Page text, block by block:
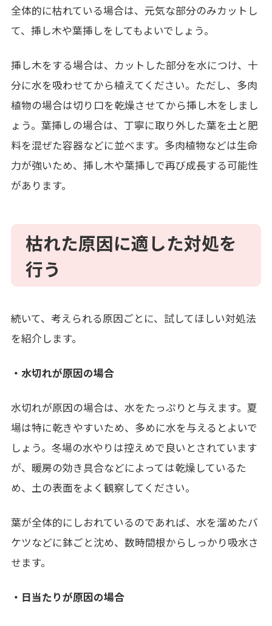
全体的に枯れている場合は、元気な部分のみカットし
て、挿し木や葉挿しをしてもよいでしょう。
挿し木をする場合は、カットした部分を水につけ、十
分に水を吸わせてから植えてください。ただし、多肉
植物の場合は切り口を乾燥させてから挿し木をしまし
ょう。葉挿しの場合は、丁寧に取り外した葉を土と肥
料を混ぜた容器などに並べます。多肉植物などは生命
力が強いため、挿し木や葉挿しで再び成長する可能性
があります。
枯れた原因に適した対処を
行う
続いて、考えられる原因ごとに、試してほしい対処法
を紹介します。
・水切れが原因の場合
水切れが原因の場合は、水をたっぷりと与えます。夏
場は特に乾きやすいため、多めに水を与えるとよいで
しょう。冬場の水やりは控えめで良いとされています
が、暖房の効き具合などによっては乾燥しているた
め、土の表面をよく観察してください。
葉が全体的にしおれているのであれば、水を溜めたバ
ケツなどに鉢ごと沈め、数時間根からしっかり吸水さ
せます。
・日当たりが原因の場合